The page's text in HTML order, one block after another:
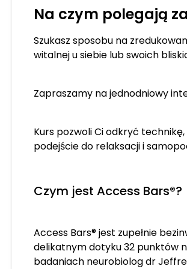
się w
poprzez
dlatego
terapii
ostrych
ludźmi
Na czym polegają
Szukasz sposobu na
witalnej u siebie lub swoich
Zapraszamy na jednodniowy
Kurs pozwoli Ci odkryć
podejście do relaksacji i
Czym jest Access Bars®?
Access Bars® jest zupełnie
delikatnym dotyku 32 punktów
badaniach neurobiolog dr